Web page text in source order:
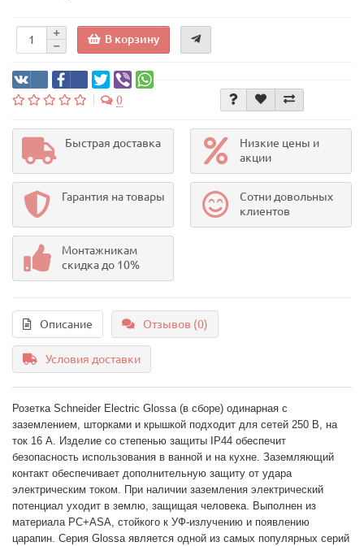
В корзину
0
Быстрая доставка
Низкие цены и
акции
Гарантия на товары
Сотни довольных
клиентов
Монтажникам
скидка до 10%
Описание Отзывов (0)
Условия доставки
Розетка Schneider Electric Glossa (в сборе) одинарная с
заземлением, шторками и крышкой подходит для сетей 250 В, на
ток 16 А. Изделие со степенью защиты IP44 обеспечит
безопасность использования в ванной и на кухне. Заземляющий
контакт обеспечивает дополнительную защиту от удара
электрическим током. При наличии заземления электрический
потенциал уходит в землю, защищая человека. Выполнен из
материала PС+ASA, стойкого к УФ-излучению и появлению
царапин. Серия Glossa является одной из самых популярных серий